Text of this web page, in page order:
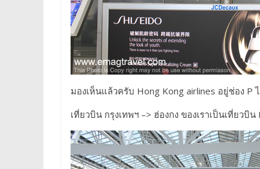
มองเห็นแล้วครับ Hong Kong airlines อยู่ช่อง P
เที่ยวบิน กรุงเทพฯ –> ฮ่องกง ของเราเป็นเที่ยวบิ